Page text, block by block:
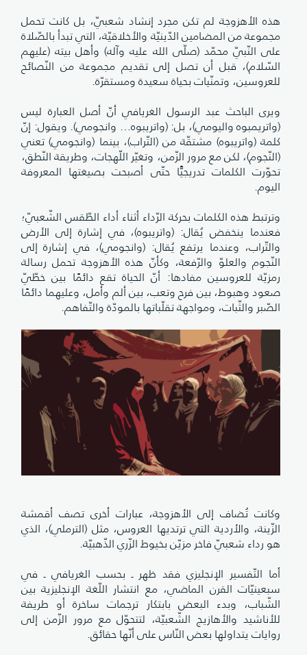
هذه الأهزوجة لم تكن مجرد إنشاد شعبيّ، بل كانت تحمل
مجموعة من المضامين الدّينيّة والأخلاقيّة، التي تبدأ بالصّلاة
على النّبيّ محمّد (صلّى الله عليه وآله) وأهل بيته (عليهم
السّلام)، قبل أن تصل إلى تقديم مجموعة من النّصائح
للعروسين، وتمنّيات بحياة سعيدة ومستقرّة.
ويرى الباحث عبد الرسول الغريافي أنّ أصل العبارة ليس
(واتريمبوه واليومي)، بل: (واتريبوه… وانجومي). ويقول: إنّ
كلمة (واتريبوه) مشتقّة من (التّراب)، بينما (وانجومي) تعني
(النّجوم)، لكن مع مرور الزّمن، وتغيّر اللّهجات، وطريقة النّطق،
تحوّرت الكلمات تدريجيًّا حتّى أصبحت بصيغتها المعروفة
اليوم.
وترتبط هذه الكلمات بحركة الرّداء أثناء أداء الطّقس الشّعبيّ؛
فعندما ينخفض يُقال: (واتريبوه)، في إشارة إلى الأرض
والتّراب، وعندما يرتفع يُقال: (وانجومي)، في إشارة إلى
النّجوم والعلوّ والرّفعة، وكأنّ هذه الأهزوجة تحمل رسالة
رمزيّة للعروسين مفادها: أنّ الحياة تقع دائمًا بين خطّيّ
صعود وهبوط، بين فرح وتعب، بين ألم وأمل، وعليهما دائمًا
الصّبر والثّبات، ومواجهة تقلّباتها بالمودّة والتّفاهم.
وكانت تُضاف إلى الأهزوجة، عبارات أخرى تصف أقمشة
الزّينة، والأردية التي ترتديها العروس، مثل (الترملي)، الذي
هو رداء شعبيّ فاخر مزيّن بخيوط الزّري الذّهبيّة.
أما التّفسير الإنجليزي فقد ظهر ـ بحسب الغريافي ـ في
سبعينيّات القرن الماضي، مع انتشار اللّغة الإنجليزية بين
الشّباب، وبدء البعض بابتكار ترجمات ساخرة أو طريفة
للأناشيد والأهازيج الشّعبيّة، لتتحوّل مع مرور الزّمن إلى
روايات يتداولها بعض النّاس على أنّها حقائق.